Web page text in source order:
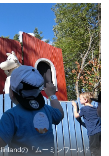
の「ムーミンワールド」